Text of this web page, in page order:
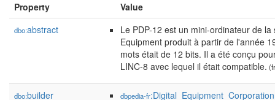
Property Value
dbo:abstract
Le PDP-12 est un mini-ordinateur de la
Equipment produit à partir de l'année
mots était de 12 bits. Il a été conçu
LINC-8 avec lequel il était compatible.
dbo:builder dbpedia-fr:Digital_Equipment_Corporation